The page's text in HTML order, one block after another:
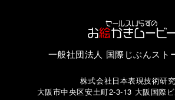
一般社団法人 国際じぶんスト
株式会社日本表現技術研
大阪市中央区安土町2-3-13 大阪国際